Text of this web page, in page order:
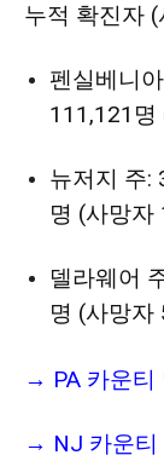
누적 확진자
펜실베니
111,121명
뉴저지 주:
명 (사망자
델라웨어
명 (사망자
→ PA 카운
→ NJ 카운